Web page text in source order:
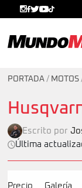
PORTADA / MOTOS
Escrito por
Última
Precio Galería